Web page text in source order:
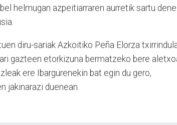
helmugan azpeitiarraren aurretik sartu
diru-sariak Azkoitiko Peña Elorza
gazteen etorkizuna bermatzeko bere
ere Ibargurenekin bat egin du gero,
jakinarazi duenean.